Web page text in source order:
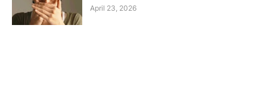
April 23, 2026